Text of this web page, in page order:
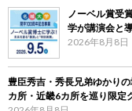
ノーベル賞受
学が講演会と
2026年8月8日
豊臣秀吉・秀長兄弟ゆかり
カ所・近畿6カ所を巡り限定